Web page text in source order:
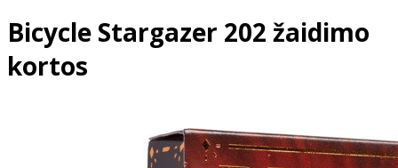
Bicycle Stargazer 202 žaidimo
kortos